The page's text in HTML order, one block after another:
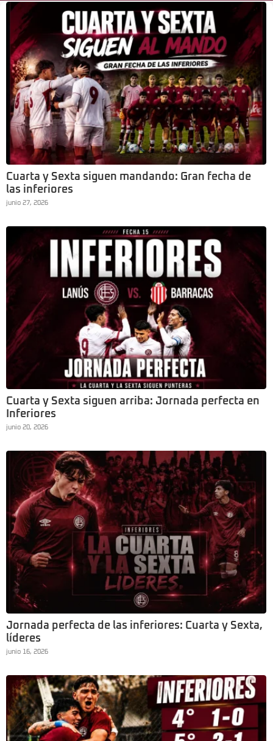
Cuarta y Sexta siguen mandando: Gran fecha de
las inferiores
junio 27, 2026
Cuarta y Sexta siguen arriba: Jornada perfecta en
Inferiores
junio 20, 2026
Jornada perfecta de las inferiores: Cuarta y Sexta,
líderes
junio 16, 2026